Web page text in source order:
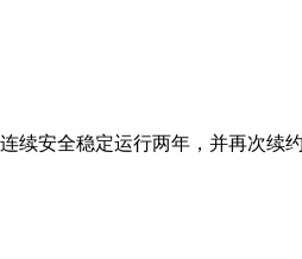
续安全稳定运行两年，并再次